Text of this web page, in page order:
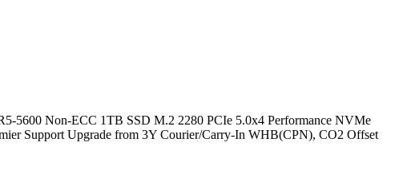
5600 Non-ECC 1TB SSD M.2 2280 PCIe 5.0x4 Performance NVMe
Support Upgrade from 3Y Courier/Carry-In WHB(CPN), CO2 Offset